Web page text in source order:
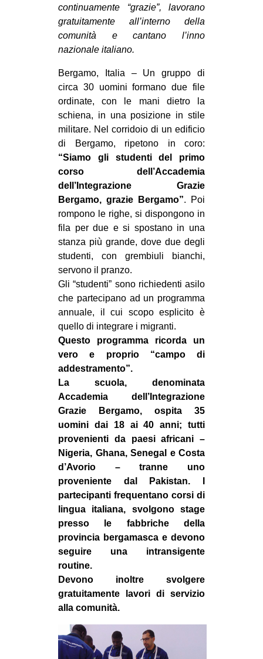
INTERNAZIONALE
AFRICA
AMERICHE
EUROPA
MEDIO ORIENTE
MONDO
EVENTI
in
Fb
tw
bsky
ms
SEARCH
continuamente “grazie”, lavorano
gratuitamente all’interno della
comunità e cantano l’inno
nazionale italiano.
Bergamo, Italia – Un gruppo di
circa 30 uomini formano due file
ordinate, con le mani dietro la
schiena, in una posizione in stile
militare. Nel corridoio di un edificio
di Bergamo, ripetono in coro:
“Siamo gli studenti del primo
corso dell’Accademia
dell’Integrazione Grazie
Bergamo, grazie Bergamo”. Poi
rompono le righe, si dispongono in
fila per due e si spostano in una
stanza più grande, dove due degli
studenti, con grembiuli bianchi,
servono il pranzo.
Gli “studenti” sono richiedenti asilo
che partecipano ad un programma
annuale, il cui scopo esplicito è
quello di integrare i migranti.
Questo programma ricorda un
vero e proprio “campo di
addestramento”.
La scuola, denominata
Accademia dell’Integrazione
Grazie Bergamo, ospita 35
uomini dai 18 ai 40 anni; tutti
provenienti da paesi africani –
Nigeria, Ghana, Senegal e Costa
d’Avorio – tranne uno
proveniente dal Pakistan. I
partecipanti frequentano corsi di
lingua italiana, svolgono stage
presso le fabbriche della
provincia bergamasca e devono
seguire una intransigente
routine.
Devono inoltre svolgere
gratuitamente lavori di servizio
alla comunità.